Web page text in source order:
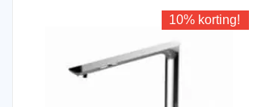
10% korting!